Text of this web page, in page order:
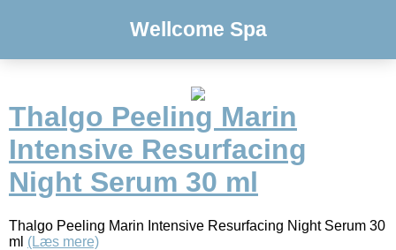
Wellcome Spa
Thalgo Peeling Marin
Intensive Resurfacing
Night Serum 30 ml
Thalgo Peeling Marin Intensive Resurfacing Night Serum 30
ml (Læs mere)